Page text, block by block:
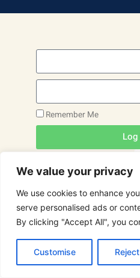
We value your privacy
We use cookies to enhance
serve personalised ads or
By clicking "Accept All", you
Customise
Remember Me
Log